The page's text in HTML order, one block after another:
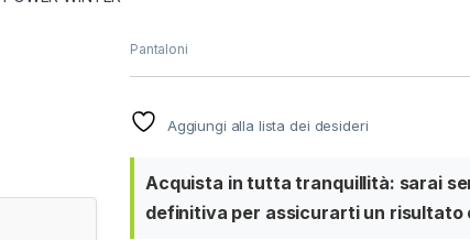
Pantaloni
Aggiungi alla lista dei desideri
Acquista in tutta tranquillità: sarai
definitiva per assicurarti un risultato